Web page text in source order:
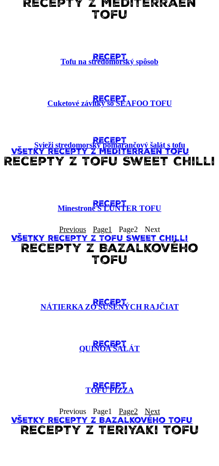
Recepty z Mediterraen
Tofu
RECEPT
Tofu na stredomorský spôsob
RECEPT
Cuketové závitky so SEAFOO TOFU
RECEPT
Svieži stredomorský pomarančový šalát s tofu
Všetky recepty z Mediterraen tofu
Recepty z Tofu Sweet Chilli
RECEPT
Minestrone S LUNTER TOFU
Previous Page1 Page2 Next
Všetky recepty z Tofu Sweet Chilli
Recepty z Bazalkového
Tofu
RECEPT
NÁTIERKA ZO SUŠENÝCH RAJČIAT
RECEPT
QUINOA ŠALÁT
RECEPT
TOFU PIZZA
Previous Page1 Page2 Next
Všetky recepty z Bazalkového Tofu
Recepty z Teriyaki Tofu